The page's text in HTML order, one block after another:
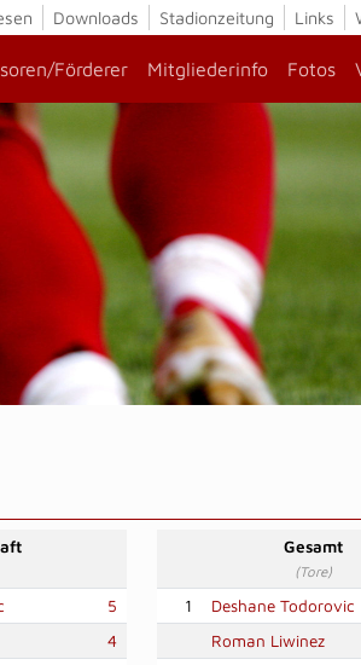
Downloads Stadionzeitung Links
Förderer Mitgliederinfo Fotos
5
4
Gesamt
(Tore)
1 Deshane Todorovic
Roman Liwinez